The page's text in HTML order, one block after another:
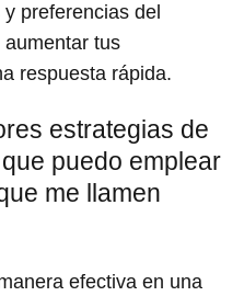
preferencias del
tus
respuesta rápida.
estrategias de
puedo emplear
me llamen
efectiva en una